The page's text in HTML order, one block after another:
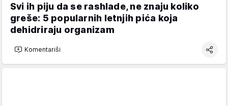
Svi ih piju da se rashlade, ne znaju koliko
greše: 5 popularnih letnjih pića koja
dehidriraju organizam
Komentariši